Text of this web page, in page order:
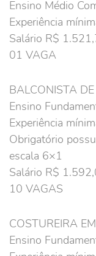
Ensino Médio
Experiência
Salário R$
01 VAGA
BALCONISTA
Ensino
Experiência
Obrigatório
escala 6×1
Salário R$
10 VAGAS
COSTUREIRA
Ensino